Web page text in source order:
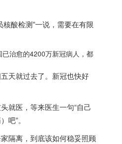
核酸检测”一说，需要在有限
已治愈的4200万新冠病人，都
天就过去了。新冠也快好
就医，等来医生一句“自己
吧”。
隔离，到底该如何稳妥照顾